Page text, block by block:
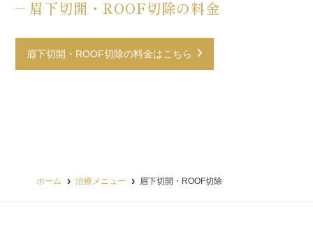
眉下切開・ROOF切除の料金
眉下切開・ROOF切除の料金はこちら
ホーム 治療メニュー 眉下切開・ROOF切除